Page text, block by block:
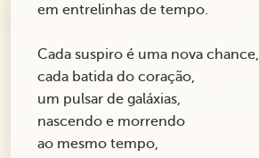
em entrelinhas de tempo.
Cada suspiro é uma nova chance,
cada batida do coração,
um pulsar de galáxias,
nascendo e morrendo
ao mesmo tempo,